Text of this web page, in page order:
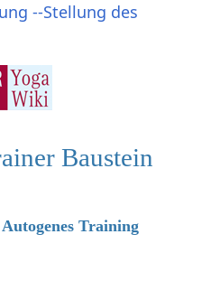
--Stellung des
Baustein
Autogenes Training